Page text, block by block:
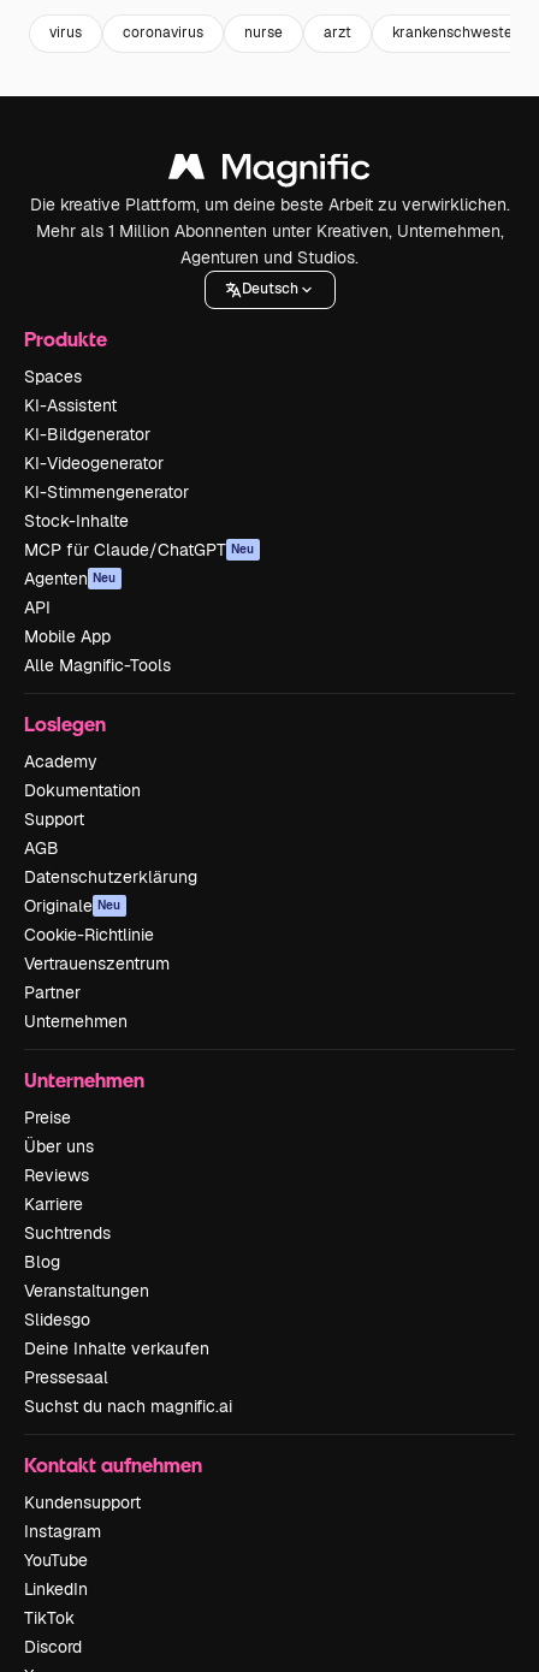
virus coronavirus nurse arzt krankenschwester
Die kreative Plattform, um deine beste Arbeit zu verwirklichen.
Mehr als 1 Million Abonnenten unter Kreativen, Unternehmen,
Agenturen und Studios.
Deutsch
Produkte
Spaces
KI-Assistent
KI-Bildgenerator
KI-Videogenerator
KI-Stimmengenerator
Stock-Inhalte
MCP für Claude/ChatGPT Neu
Agenten Neu
API
Mobile App
Alle Magnific-Tools
Loslegen
Academy
Dokumentation
Support
AGB
Datenschutzerklärung
Originale Neu
Cookie-Richtlinie
Vertrauenszentrum
Partner
Unternehmen
Unternehmen
Preise
Über uns
Reviews
Karriere
Suchtrends
Blog
Veranstaltungen
Slidesgo
Deine Inhalte verkaufen
Pressesaal
Suchst du nach magnific.ai
Kontakt aufnehmen
Kundensupport
Instagram
YouTube
LinkedIn
TikTok
Discord